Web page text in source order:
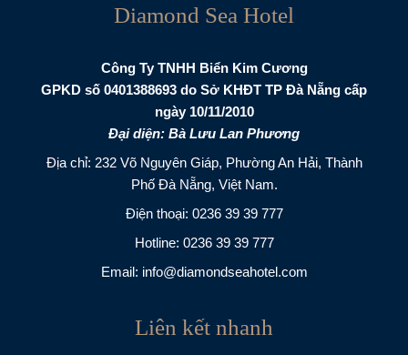
Diamond Sea Hotel
Công Ty TNHH Biển Kim Cương
GPKD số 0401388693 do Sở KHĐT TP Đà Nẵng cấp
ngày 10/11/2010
Đại diện: Bà Lưu Lan Phương
Địa chỉ: 232 Võ Nguyên Giáp, Phường An Hải, Thành
Phố Đà Nẵng, Việt Nam.
Điện thoại: 0236 39 39 777
Hotline: 0236 39 39 777
Email: info@diamondseahotel.com
Liên kết nhanh